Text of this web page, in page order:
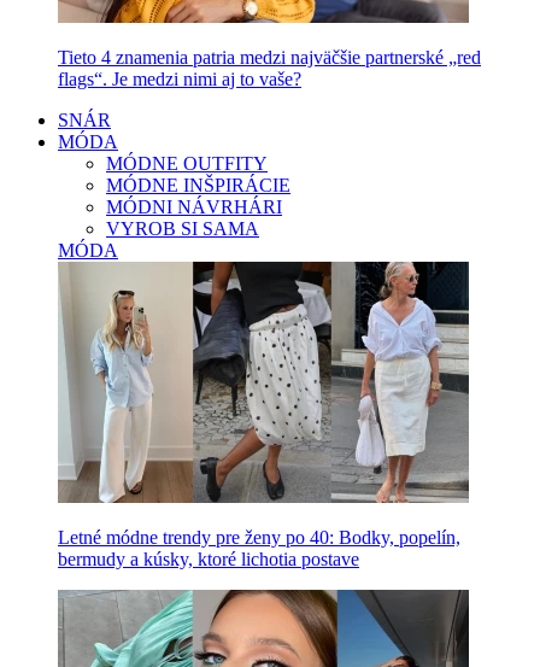
Tieto 4 znamenia patria medzi najväčšie partnerské „red
flags“. Je medzi nimi aj to vaše?
SNÁR
MÓDA
MÓDNE OUTFITY
MÓDNE INŠPIRÁCIE
MÓDNI NÁVRHÁRI
VYROB SI SAMA
MÓDA
Letné módne trendy pre ženy po 40: Bodky, popelín,
bermudy a kúsky, ktoré lichotia postave